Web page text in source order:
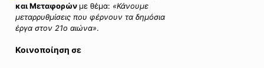
και Μεταφορών με θέμα: «Κάνουμε
μεταρρυθμίσεις που φέρνουν τα δημόσια
έργα στον 21ο αιώνα».
Κοινοποίηση σε